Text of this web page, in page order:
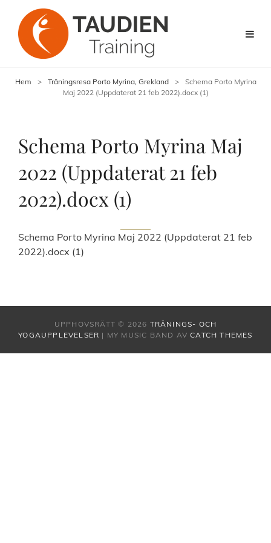
Hem > Träningsresa Porto Myrina, Grekland >
Schema Porto Myrina
Maj 2022 (Uppdaterat 21 feb 2022).docx (1)
Schema Porto Myrina Maj
2022 (Uppdaterat 21 feb
2022).docx (1)
Schema Porto Myrina Maj 2022 (Uppdaterat 21 feb
2022).docx (1)
UPPHOVSRÄTT © 2026 TRÄNINGS- OCH
YOGAUPPLEVELSER | MY MUSIC BAND AVCATCH THEMES